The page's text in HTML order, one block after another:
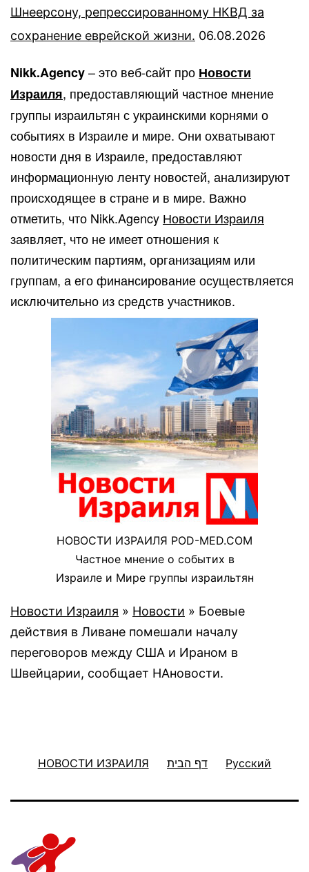
Шнеерсону, репрессированному НКВД за
сохранение еврейской жизни. 06.08.2026
Nikk.Agency– это веб-сайт про Новости
Израиля, предоставляющий частное мнение
группы израильтян с украинскими корнями о
событиях в Израиле и мире. Они охватывают
новости дня в Израиле, предоставляют
информационную ленту новостей, анализируют
происходящее в стране и в мире. Важно
отметить, что Nikk.Agency Новости Израиля
заявляет, что не имеет отношения к
политическим партиям, организациям или
группам, а его финансирование осуществляется
исключительно из средств участников.
НОВОСТИ ИЗРАИЛЯ POD-MED.COM
Частное мнение о событих в
Израиле и Мире группы израильтян
Новости Израиля » Новости » Боевые
действия в Ливане помешали началу
переговоров между США и Ираном в
Швейцарии, сообщает НАновости.
НОВОСТИ ИЗРАИЛЯ דף הבית Русский